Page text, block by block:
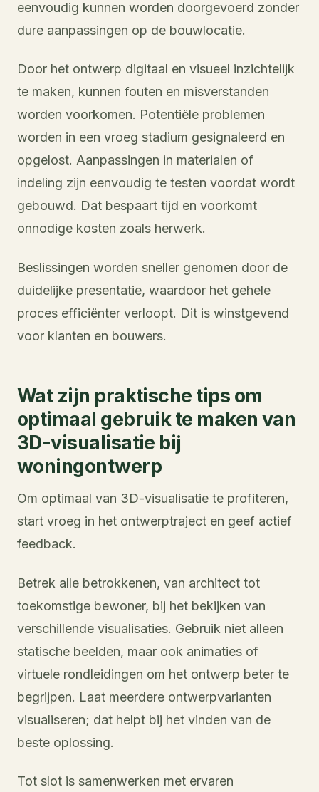
eenvoudig kunnen worden doorgevoerd zonder
dure aanpassingen op de bouwlocatie.
Door het ontwerp digitaal en visueel inzichtelijk
te maken, kunnen fouten en misverstanden
worden voorkomen. Potentiële problemen
worden in een vroeg stadium gesignaleerd en
opgelost. Aanpassingen in materialen of
indeling zijn eenvoudig te testen voordat wordt
gebouwd. Dat bespaart tijd en voorkomt
onnodige kosten zoals herwerk.
Beslissingen worden sneller genomen door de
duidelijke presentatie, waardoor het gehele
proces efficiënter verloopt. Dit is winstgevend
voor klanten en bouwers.
Wat zijn praktische tips om
optimaal gebruik te maken van
3D-visualisatie bij
woningontwerp
Om optimaal van 3D-visualisatie te profiteren,
start vroeg in het ontwerptraject en geef actief
feedback.
Betrek alle betrokkenen, van architect tot
toekomstige bewoner, bij het bekijken van
verschillende visualisaties. Gebruik niet alleen
statische beelden, maar ook animaties of
virtuele rondleidingen om het ontwerp beter te
begrijpen. Laat meerdere ontwerpvarianten
visualiseren; dat helpt bij het vinden van de
beste oplossing.
Tot slot is samenwerken met ervaren